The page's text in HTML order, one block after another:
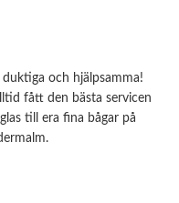
och hjälpsamma!
fått den bästa servicen
till era fina bågar på